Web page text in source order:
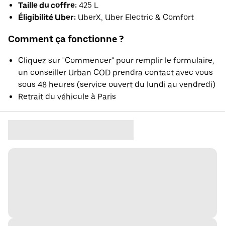
Taille du coffre: 425 L
Éligibilité Uber: UberX, Uber Electric & Comfort
Comment ça fonctionne ?
Cliquez sur "Commencer" pour remplir le formulaire,
un conseiller Urban COD prendra contact avec vous
sous 48 heures (service ouvert du lundi au vendredi)
Retrait du véhicule à Paris